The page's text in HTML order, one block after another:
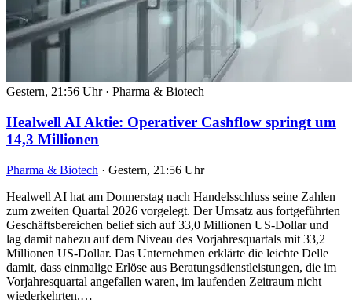
Gestern, 21:56 Uhr · Pharma & Biotech
Healwell AI Aktie: Operativer Cashflow springt um
14,3 Millionen
Pharma & Biotech · Gestern, 21:56 Uhr
Healwell AI hat am Donnerstag nach Handelsschluss seine Zahlen
zum zweiten Quartal 2026 vorgelegt. Der Umsatz aus fortgeführten
Geschäftsbereichen belief sich auf 33,0 Millionen US-Dollar und
lag damit nahezu auf dem Niveau des Vorjahresquartals mit 33,2
Millionen US-Dollar. Das Unternehmen erklärte die leichte Delle
damit, dass einmalige Erlöse aus Beratungsdienstleistungen, die im
Vorjahresquartal angefallen waren, im laufenden Zeitraum nicht
wiederkehrten.…